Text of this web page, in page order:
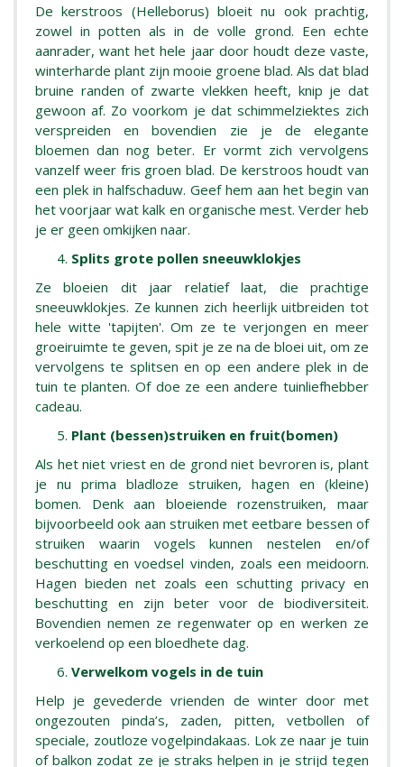
De kerstroos (Helleborus) bloeit nu ook prachtig,
zowel in potten als in de volle grond. Een echte
aanrader, want het hele jaar door houdt deze vaste,
winterharde plant zijn mooie groene blad. Als dat blad
bruine randen of zwarte vlekken heeft, knip je dat
gewoon af. Zo voorkom je dat schimmelziektes zich
verspreiden en bovendien zie je de elegante
bloemen dan nog beter. Er vormt zich vervolgens
vanzelf weer fris groen blad. De kerstroos houdt van
een plek in halfschaduw. Geef hem aan het begin van
het voorjaar wat kalk en organische mest. Verder heb
je er geen omkijken naar.
Splits grote pollen sneeuwklokjes
Ze bloeien dit jaar relatief laat, die prachtige
sneeuwklokjes. Ze kunnen zich heerlijk uitbreiden tot
hele witte 'tapijten'. Om ze te verjongen en meer
groeiruimte te geven, spit je ze na de bloei uit, om ze
vervolgens te splitsen en op een andere plek in de
tuin te planten. Of doe ze een andere tuinliefhebber
cadeau.
Plant (bessen)struiken en fruit(bomen)
Als het niet vriest en de grond niet bevroren is, plant
je nu prima bladloze struiken, hagen en (kleine)
bomen. Denk aan bloeiende rozenstruiken, maar
bijvoorbeeld ook aan struiken met eetbare bessen of
struiken waarin vogels kunnen nestelen en/of
beschutting en voedsel vinden, zoals een meidoorn.
Hagen bieden net zoals een schutting privacy en
beschutting en zijn beter voor de biodiversiteit.
Bovendien nemen ze regenwater op en werken ze
verkoelend op een bloedhete dag.
Verwelkom vogels in de tuin
Help je gevederde vrienden de winter door met
ongezouten pinda’s, zaden, pitten, vetbollen of
speciale, zoutloze vogelpindakaas. Lok ze naar je tuin
of balkon zodat ze je straks helpen in je strijd tegen